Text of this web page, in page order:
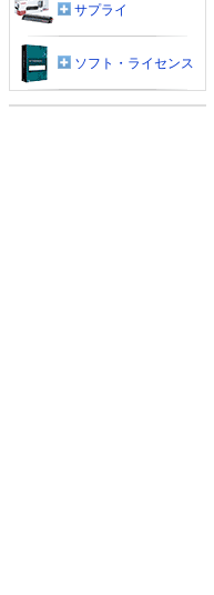
サプライ
ソフト・ライセンス